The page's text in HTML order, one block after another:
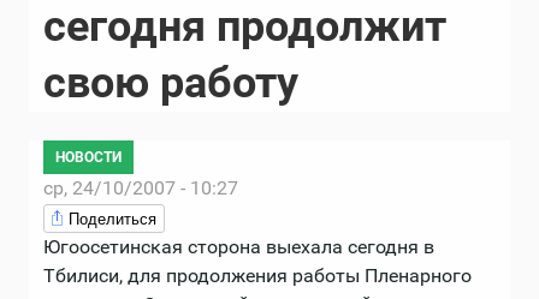
сегодня продолжит
свою работу
НОВОСТИ
ср, 24/10/2007 - 10:27
Поделиться
Югоосетинская сторона выехала сегодня в
Тбилиси, для продолжения работы Пленарного